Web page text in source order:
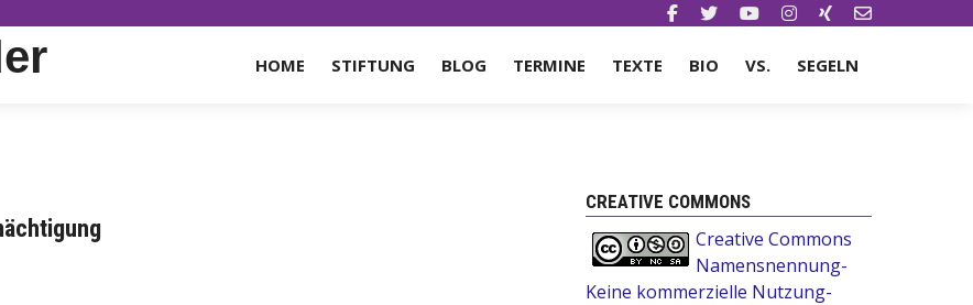
HOME STIFTUNG BLOG TERMINE TEXTE BIO VS. SEGELN
CREATIVE COMMONS
Creative Commons
Namensnennung-
Keine kommerzielle Nutzung-